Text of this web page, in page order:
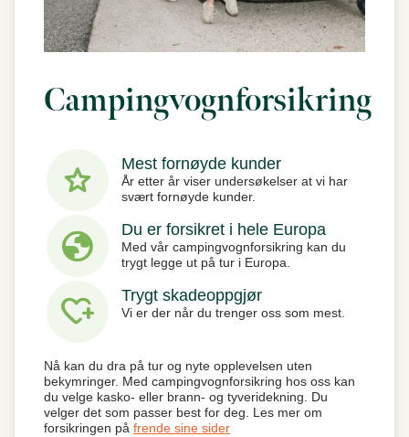
Campingvognforsikring
star Mest fornøyde kunder
År etter år viser undersøkelser at vi har
svært fornøyde kunder.
globe Du er forsikret i hele Europa
Med vår campingvognforsikring kan du
trygt legge ut på tur i Europa.
heart_plus Trygt skadeoppgjør
Vi er der når du trenger oss som mest.
Nå kan du dra på tur og nyte opplevelsen uten
bekymringer. Med campingvognforsikring hos oss kan
du velge kasko- eller brann- og tyveridekning. Du
velger det som passer best for deg. Les mer om
forsikringen på frende sine sider